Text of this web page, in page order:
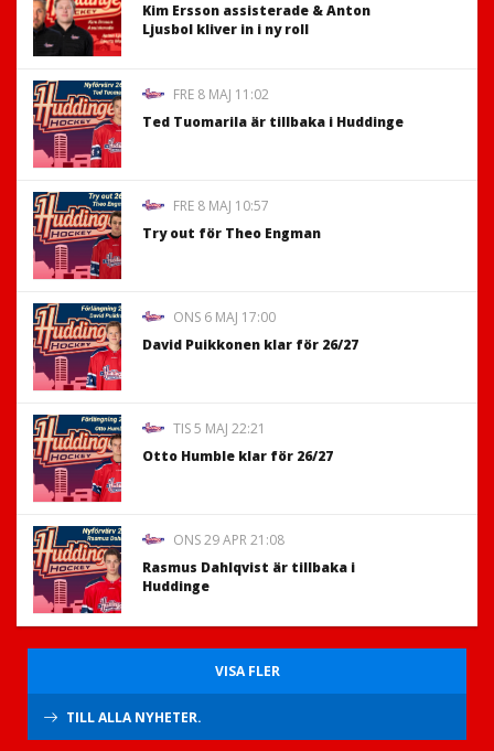
Kim Ersson assisterade & Anton
Ljusbol kliver in i ny roll
FRE 8 MAJ 11:02
Ted Tuomarila är tillbaka i Huddinge
FRE 8 MAJ 10:57
Try out för Theo Engman
ONS 6 MAJ 17:00
David Puikkonen klar för 26/27
TIS 5 MAJ 22:21
Otto Humble klar för 26/27
ONS 29 APR 21:08
Rasmus Dahlqvist är tillbaka i
Huddinge
VISA FLER
TILL ALLA NYHETER.